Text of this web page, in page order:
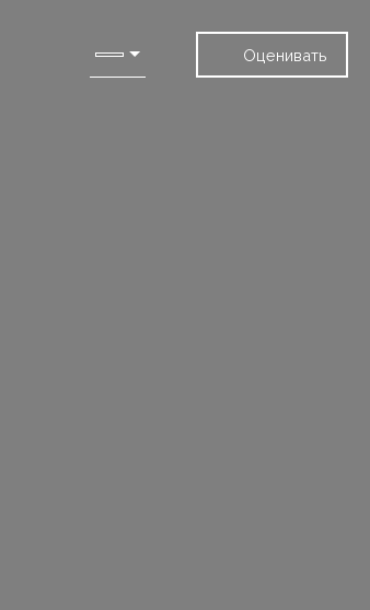
Оценивать